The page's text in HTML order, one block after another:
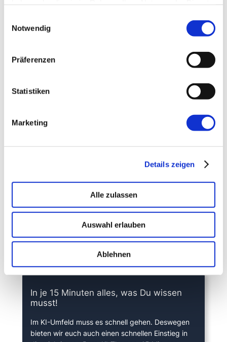
Notwendig
Präferenzen
Statistiken
Marketing
Details zeigen
Alle zulassen
Auswahl erlauben
Ablehnen
15 Minuten knallharter Fokus!
In je 15 Minuten alles, was Du wissen
musst!
Im KI-Umfeld muss es schnell gehen. Deswegen
bieten wir euch auch einen schnellen Einstieg in